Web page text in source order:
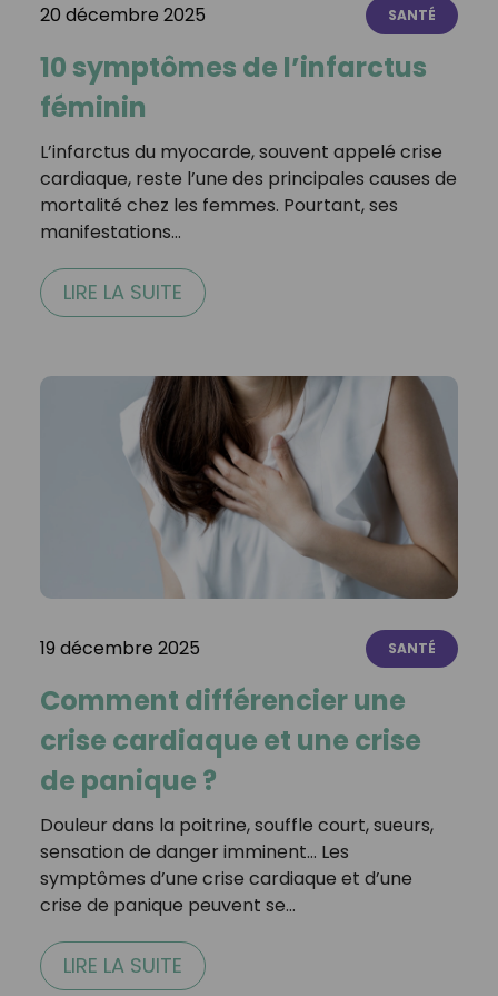
20 décembre 2025 SANTÉ
10 symptômes de l’infarctus
féminin
L’infarctus du myocarde, souvent appelé crise
cardiaque, reste l’une des principales causes de
mortalité chez les femmes. Pourtant, ses
manifestations…
LIRE LA SUITE
19 décembre 2025 SANTÉ
Comment différencier une
crise cardiaque et une crise
de panique ?
Douleur dans la poitrine, souffle court, sueurs,
sensation de danger imminent… Les
symptômes d’une crise cardiaque et d’une
crise de panique peuvent se…
LIRE LA SUITE